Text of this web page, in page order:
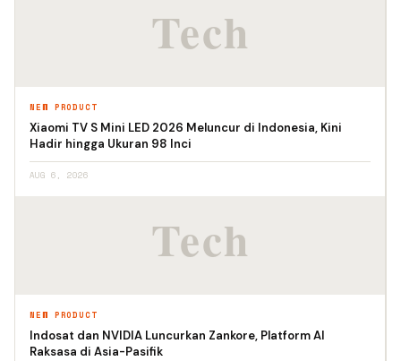
NEW PRODUCT
Xiaomi TV S Mini LED 2026 Meluncur di Indonesia, Kini
Hadir hingga Ukuran 98 Inci
AUG 6, 2026
NEW PRODUCT
Indosat dan NVIDIA Luncurkan Zankore, Platform AI
Raksasa di Asia-Pasifik